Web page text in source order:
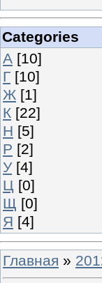
Categories
А [10]
Г [10]
Ж [1]
К [22]
Н [5]
Р [2]
У [4]
Ц [0]
Щ [0]
Я [4]
Главная »